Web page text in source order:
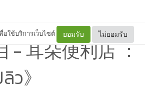
อใช้บริการเว็บไซต์ ยอมรับ ไม่ยอมรับ
- 耳朵便利店 ：
》